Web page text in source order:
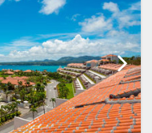
ご利用いただ
１部屋につき
、３連泊以上
ービス！
ービス！
ビ・冷蔵庫・